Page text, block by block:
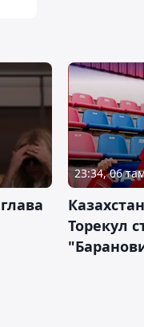
23:34, 06
Торекул